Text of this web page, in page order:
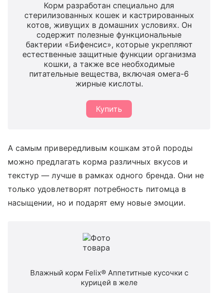
Корм разработан специально для
стерилизованных кошек и кастрированных
котов, живущих в домашних условиях. Он
содержит полезные функциональные
бактерии «Бифенсис», которые укрепляют
естественные защитные функции организма
кошки, а также все необходимые
питательные вещества, включая омега-6
жирные кислоты.
Купить
А самым привередливым кошкам этой породы
можно предлагать корма различных вкусов и
текстур — лучше в рамках одного бренда. Они не
только удовлетворят потребность питомца в
насыщении, но и подарят ему новые эмоции.
Влажный корм Felix® Аппетитные кусочки с
курицей в желе